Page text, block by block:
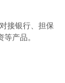
接银行、担保
等产品。